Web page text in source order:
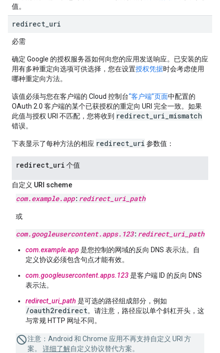
值。
redirect uri
必需
确定 Google 的授权服务器如何向您的应用发送响应。已安装的应
用有多种重定向选项可供选择，您在设置授权凭据时会考虑使用
哪种重定向方法。
该值必须与您在客户端的 Cloud 控制台“客户端”页面中配置的
OAuth 2.0 客户端的某个已获授权的重定向 URI 完全一致。如果
此值与授权 URI 不匹配，您将收到 redirect_uri_mismatch
错误。
下表显示了每种方法的相应 redirect_uri 参数值：
redirect uri 个值
自定义 URI scheme
com.example.app: redirect_ uri path
或
com.googleusercontent.apps. 123: redirect_ uri path
com.example.app 是您控制的网域的反向 DNS 表示法。自
定义协议必须包含句点才能有效。
com.googleusercontent.apps.123是客户端 ID 的反向 DNS
表示法。
redirect_uri_path 是可选的路径组成部分，例如
/oauth2redirect。请注意，路径应以单个斜杠开头，这
与常规 HTTP 网址不同。
注意 ：Android 和 Chrome 应用不再支持自定义 URI 方
案。 详细了解自定义协议替代方案。